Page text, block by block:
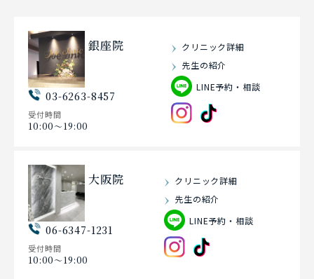
銀座院
03-6263-8457
受付時間
10:00〜19:00
クリニック詳細
先生の紹介
LINE予約・相談
大阪院
06-6347-1231
受付時間
10:00〜19:00
クリニック詳細
先生の紹介
LINE予約・相談